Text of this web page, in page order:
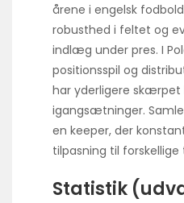
årene i engelsk
robusthed i feltet og
indlæg under pres. I
positionsspil og
har yderligere skærpet
igangsætninger.
en keeper, der
tilpasning til forskellige
Statistik